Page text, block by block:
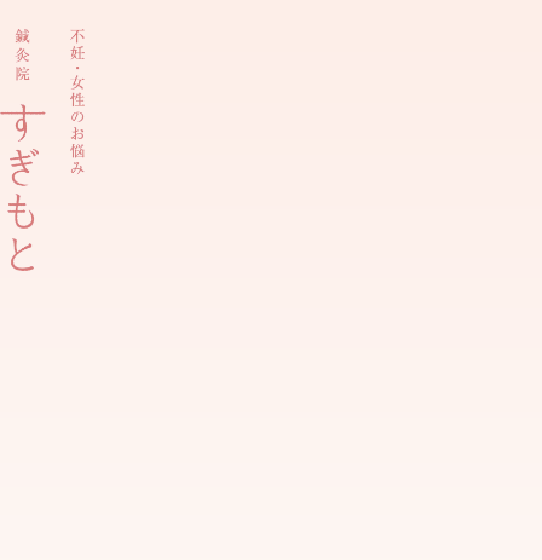
容
ス
キ
ッ
プ